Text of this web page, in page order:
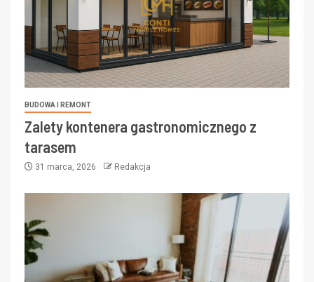
BUDOWA I REMONT
Zalety kontenera gastronomicznego z
tarasem
31 marca, 2026 Redakcja